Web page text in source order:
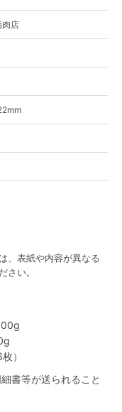
肉店
、表紙や内容が異なる
さい。
）
書等が送られること